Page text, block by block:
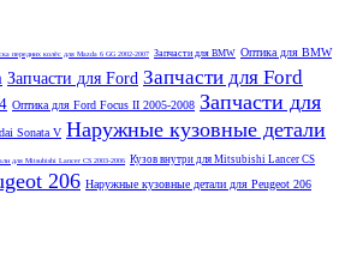
передних колёс для Mazda 6 GG 2002-2007 Запчасти для BMW Оптика для BMW
Запчасти для Ford Запчасти для Ford
Оптика для Ford Focus II 2005-2008 Запчасти для
Sonata V Наружные кузовные детали
для Mitsubishi Lancer CS 2003-2006 Кузов внутри для Mitsubishi Lancer CS
206 Наружные кузовные детали для Peugeot 206